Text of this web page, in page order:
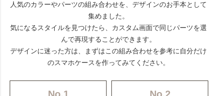
人気のカラーやパーツの組み合わせを、デザインのお手本として
集めました。
気になるスタイルを見つけたら、カスタム画面で同じパーツを選
んで再現することができます。
デザインに迷った方は、まずはこの組み合わせを参考に自分だけ
のスマホケースを作ってみてください。